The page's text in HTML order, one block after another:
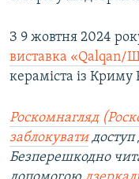
З 9 жовтня 2024
виставка «Qalqan/
кераміста із Криму
Роскомнагляд
заблокуватидоступ
Безперешкодно